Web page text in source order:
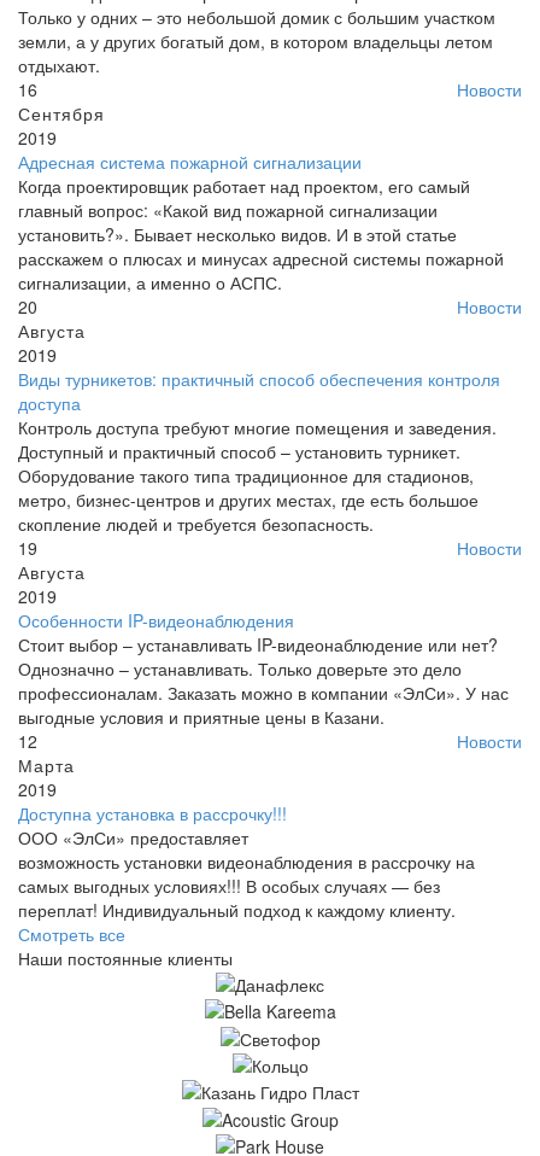
Только у одних – это небольшой домик с большим участком
земли, а у других богатый дом, в котором владельцы летом
отдыхают.
16
Сентября
2019
Новости
Адресная система пожарной сигнализации
Когда проектировщик работает над проектом, его самый
главный вопрос: «Какой вид пожарной сигнализации
установить?». Бывает несколько видов. И в этой статье
расскажем о плюсах и минусах адресной системы пожарной
сигнализации, а именно о АСПС.
20
Августа
2019
Новости
Виды турникетов: практичный способ обеспечения контроля
доступа
Контроль доступа требуют многие помещения и заведения.
Доступный и практичный способ – установить турникет.
Оборудование такого типа традиционное для стадионов,
метро, бизнес-центров и других местах, где есть большое
скопление людей и требуется безопасность.
19
Августа
2019
Новости
Особенности IP-видеонаблюдения
Стоит выбор – устанавливать IP-видеонаблюдение или нет?
Однозначно – устанавливать. Только доверьте это дело
профессионалам. Заказать можно в компании «ЭлСи». У нас
выгодные условия и приятные цены в Казани.
12
Марта
2019
Новости
Доступна установка в рассрочку!!!
ООО «ЭлСи» предоставляет
возможность установки видеонаблюдения в рассрочку на
самых выгодных условиях!!! В особых случаях — без
переплат! Индивидуальный подход к каждому клиенту.
Смотреть все
Наши постоянные клиенты